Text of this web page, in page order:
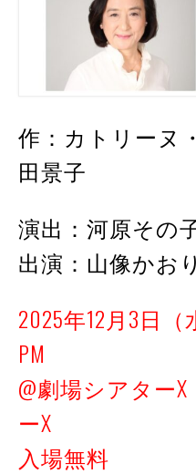
作：カトリーヌ
田景子
演出：河原その
出演：山像かお
2025年12月3日（
PM
@劇場シアター
ーX
入場無料